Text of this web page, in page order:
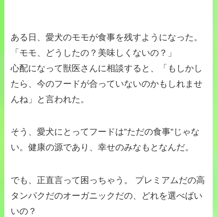
ある日、愛犬のモモが食事を残すようになった。
「モモ、どうしたの？美味しくないの？」
心配になって獣医さんに相談すると、「もしかし
たら、今のフードが合っていないのかもしれませ
んね」と言われた。
そう、愛犬にとってフードは”ただの食事”じゃな
い。健康の源であり、幸せのみなもとなんだ。
でも、正直言って困っちゃう。 プレミアムだの高
タンパクだのオーガニックだの、どれを選べばい
いの？